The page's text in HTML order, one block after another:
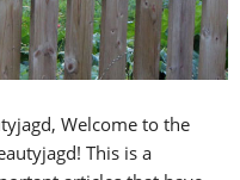
Welcome to the
This is a